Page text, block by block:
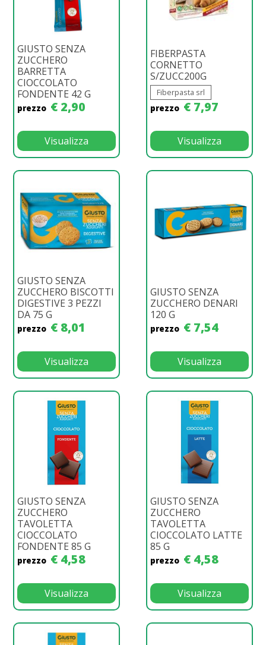
GIUSTO SENZA
ZUCCHERO
BARRETTA
CIOCCOLATO
FONDENTE 42 G
prezzo € 2,90
Visualizza
FIBERPASTA
CORNETTO
S/ZUCC200G
Fiberpasta srl
prezzo € 7,97
Visualizza
GIUSTO SENZA
ZUCCHERO BISCOTTI
DIGESTIVE 3 PEZZI
DA 75 G
prezzo € 8,01
Visualizza
GIUSTO SENZA
ZUCCHERO DENARI
120 G
prezzo € 7,54
Visualizza
GIUSTO SENZA
ZUCCHERO
TAVOLETTA
CIOCCOLATO
FONDENTE 85 G
prezzo € 4,58
Visualizza
GIUSTO SENZA
ZUCCHERO
TAVOLETTA
CIOCCOLATO LATTE
85 G
prezzo € 4,58
Visualizza